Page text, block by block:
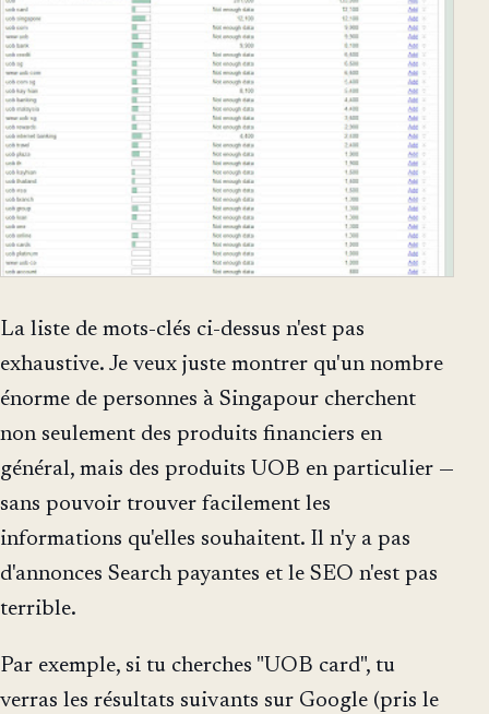
La liste de mots-clés ci-dessus n'est pas
exhaustive. Je veux juste montrer qu'un nombre
énorme de personnes à Singapour cherchent
non seulement des produits financiers en
général, mais des produits UOB en particulier —
sans pouvoir trouver facilement les
informations qu'elles souhaitent. Il n'y a pas
d'annonces Search payantes et le SEO n'est pas
terrible.
Par exemple, si tu cherches "UOB card", tu
verras les résultats suivants sur Google (pris le